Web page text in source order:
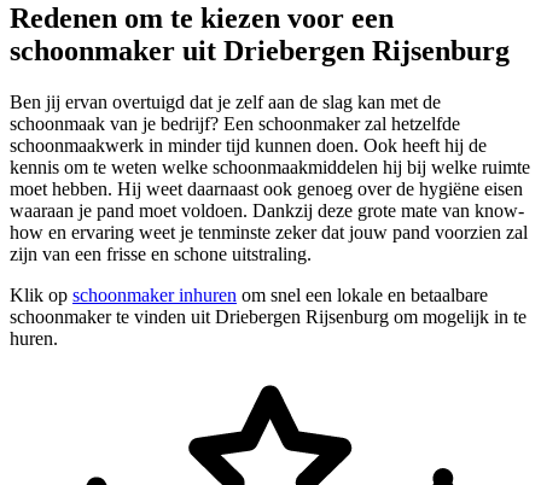
Redenen om te kiezen voor een
schoonmaker uit Driebergen Rijsenburg
Ben jij ervan overtuigd dat je zelf aan de slag kan met de
schoonmaak van je bedrijf? Een schoonmaker zal hetzelfde
schoonmaakwerk in minder tijd kunnen doen. Ook heeft hij de
kennis om te weten welke schoonmaakmiddelen hij bij welke ruimte
moet hebben. Hij weet daarnaast ook genoeg over de hygiëne eisen
waaraan je pand moet voldoen. Dankzij deze grote mate van know-
how en ervaring weet je tenminste zeker dat jouw pand voorzien zal
zijn van een frisse en schone uitstraling.
Klik op schoonmaker inhuren om snel een lokale en betaalbare
schoonmaker te vinden uit Driebergen Rijsenburg om mogelijk in te
huren.